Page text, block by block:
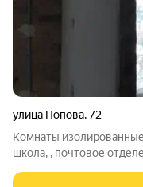
улица Попова,72
Комнаты
школа, , почтовое